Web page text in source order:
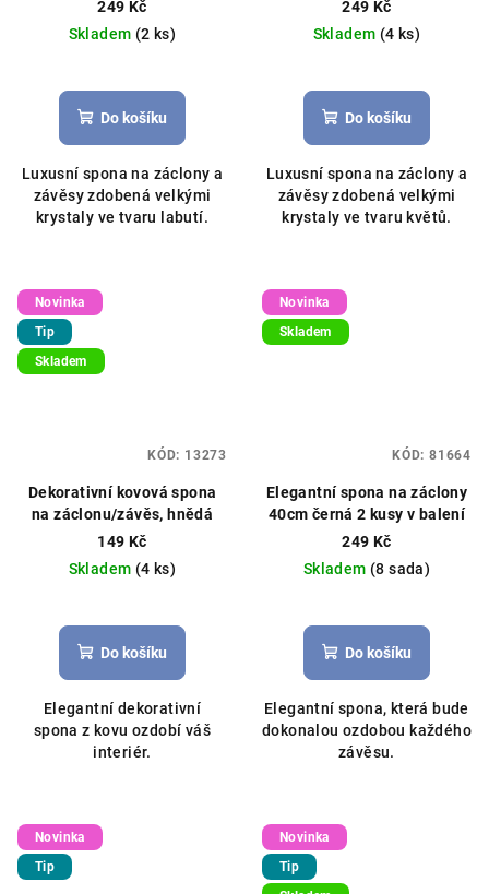
249 Kč
Skladem (2 ks)
Do košíku
Luxusní spona na záclony a
závěsy zdobená velkými
krystaly ve tvaru labutí.
249 Kč
Skladem (4 ks)
Do košíku
Luxusní spona na záclony a
závěsy zdobená velkými
krystaly ve tvaru květů.
Novinka
Tip
Skladem
Dekorativní kovová spona
na záclonu/závěs, hnědá
149 Kč
Skladem (4 ks)
Do košíku
Elegantní dekorativní
spona z kovu ozdobí váš
interiér.
KÓD: 13273
Novinka
Skladem
Elegantní spona na záclony
40cm černá 2 kusy v balení
249 Kč
Skladem (8 sada)
Do košíku
Elegantní spona, která bude
dokonalou ozdobou každého
závěsu.
KÓD: 81664
Novinka
Tip
Novinka
Tip